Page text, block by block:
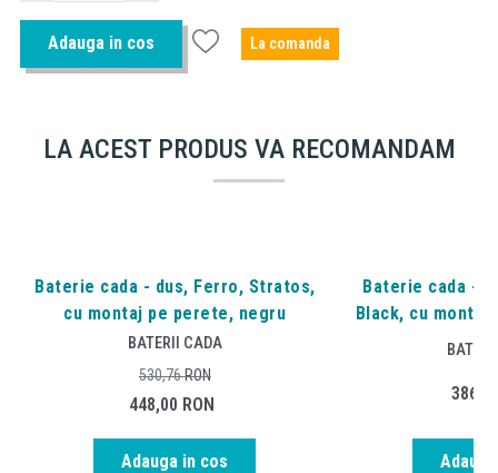
Adauga in cos La comanda
LA ACEST PRODUS VA RECOMANDAM
Baterie cada - dus, Ferro, Stratos,
cu montaj pe perete, negru
BATERII CADA
448,00 RON
530,76RON
Adauga in cos
Baterie cada -
Black, cu